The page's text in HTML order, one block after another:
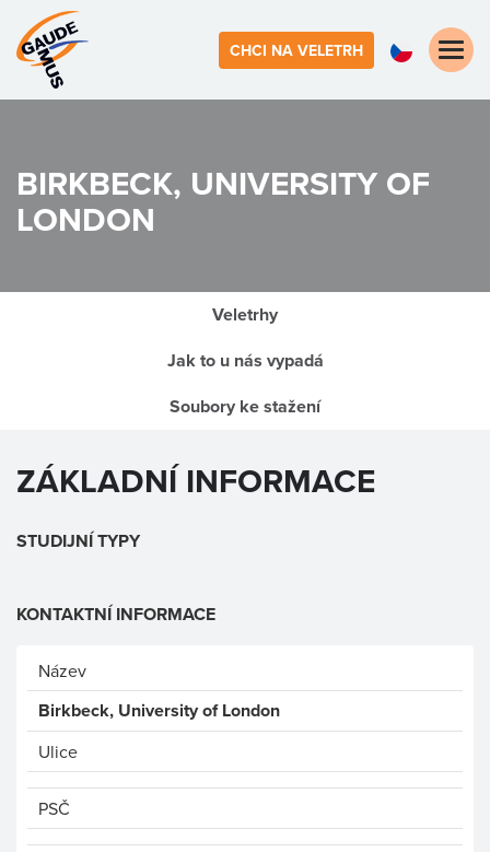
CHCI NA VELETRH
Toggle
BIRKBECK, UNIVERSITY OF
LONDON
Veletrhy
Jak to u nás vypadá
Soubory ke stažení
ZÁKLADNÍ INFORMACE
STUDIJNÍ TYPY
KONTAKTNÍ INFORMACE
Název
Birkbeck, University of London
Ulice
PSČ